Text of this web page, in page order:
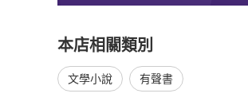
本店相關類別
文學小說 有聲書